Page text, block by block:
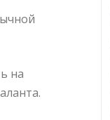
на